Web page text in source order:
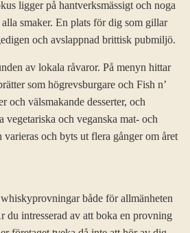
ligger på hantverksmässigt och noga
smaker. En plats för dig som gillar
och avslappnad brittisk pubmiljö.
av lokala råvaror. På menyn hittar
som högrevsburgare och Fish n’
och välsmakande desserter, och
och veganska mat- och
och byts ut flera gånger om året
både för allmänheten
du intresserad av att boka en provning